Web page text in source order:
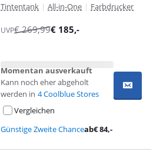
Tintentank | All-in-One | Farbdrucker
UVP€269,99€ 185,-
Momentan ausverkauft
Kann noch eher abgeholt
werden in 4 Coolblue Stores
Vergleichen
Günstige Zweite Chanceab€84,-